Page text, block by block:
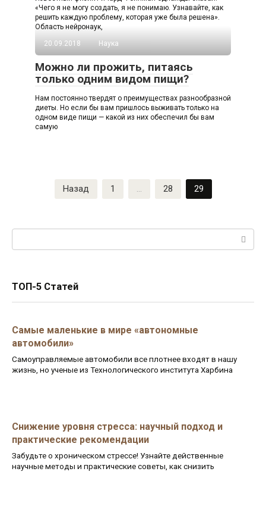
«Чего я не могу создать, я не понимаю. Узнавайте, как
решить каждую проблему, которая уже была решена».
Область нейронаук,
20.09.2018
Наука
Можно ли прожить, питаясь
только одним видом пищи?
Нам постоянно твердят о преимуществах разнообразной
диеты. Но если бы вам пришлось выживать только на
одном виде пищи — какой из них обеспечил бы вам
самую
Назад 1 … 28 29
ТОП-5 Статей
Самые маленькие в мире «автономные
автомобили»
Самоуправляемые автомобили все плотнее входят в нашу
жизнь, но ученые из Технологического института Харбина
Снижение уровня стресса: научный подход и
практические рекомендации
Забудьте о хроническом стрессе! Узнайте действенные
научные методы и практические советы, как снизить